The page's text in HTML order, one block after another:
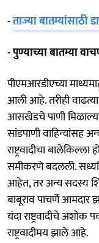
-ताज्या
- पुण्याच्या बातम्या
पीएमआरडीएच्या
आली आहे. तरीही
आसखेडचे पाणी
सांडपाणी वाहिन्यांसह
राष्ट्रवादीचा
समीकरणे बदलली.
आहेत, तर अन्य सदस्य
बाबूराव पाचर्णे
यंदा राष्ट्रवादीचे
राष्ट्रवादीमय झाले आहे.